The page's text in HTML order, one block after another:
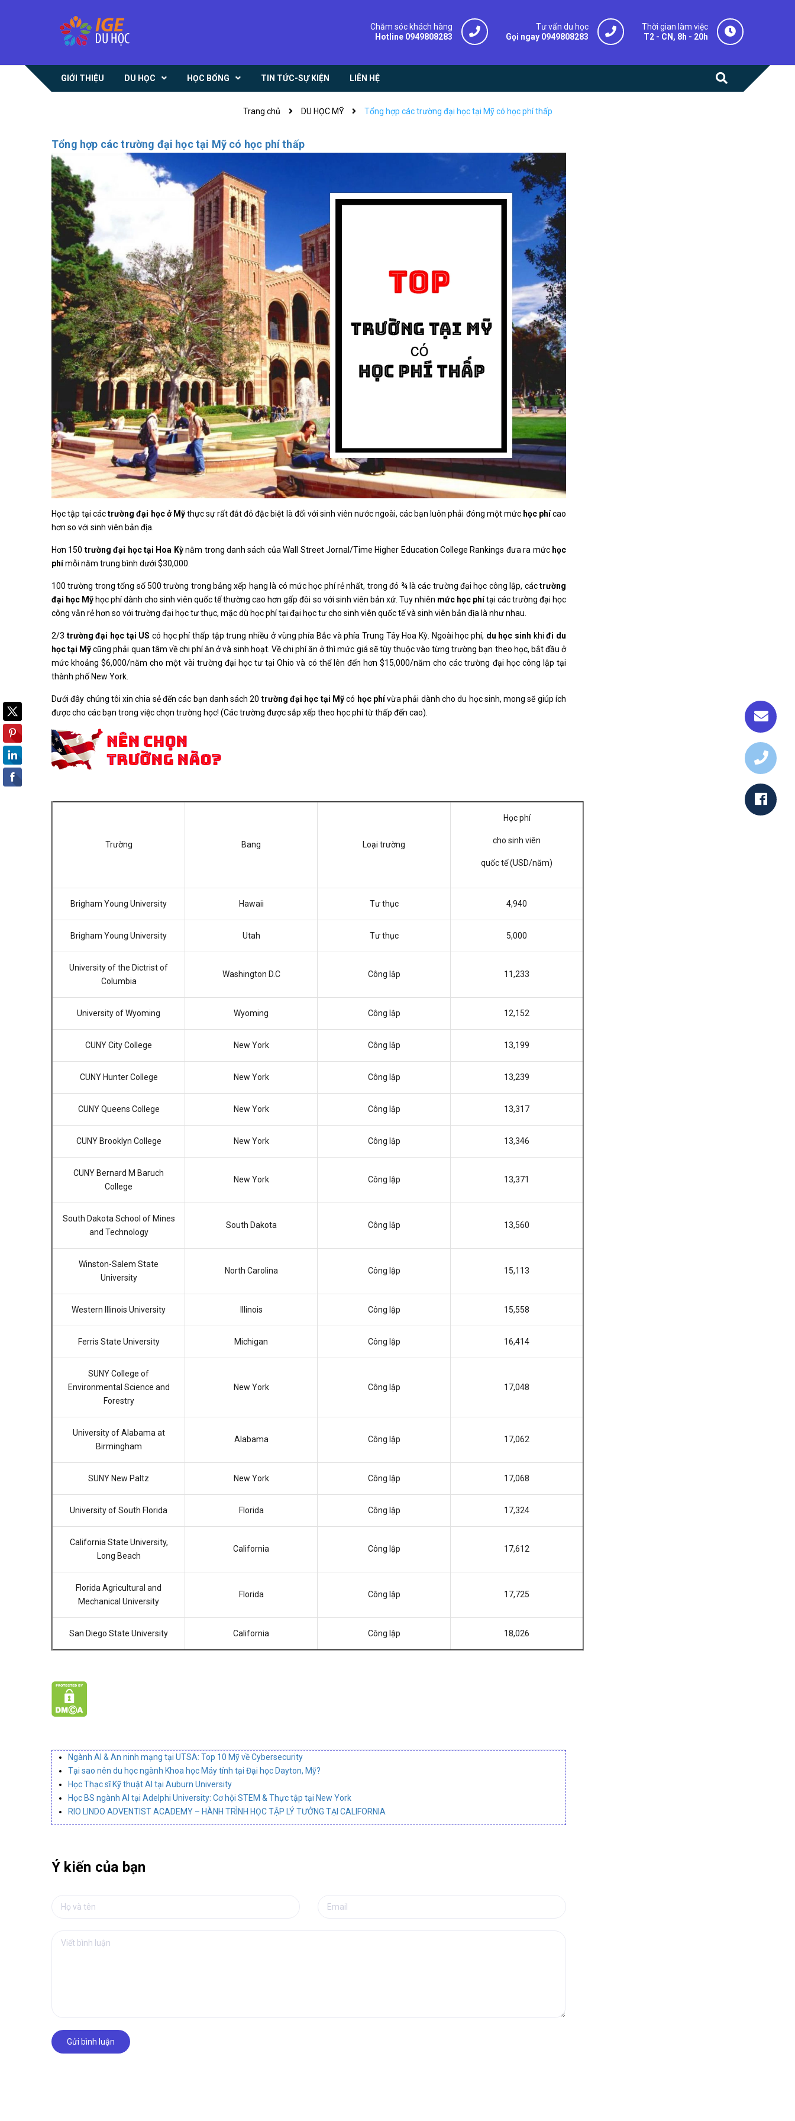
Thời gian làm việc
T2 - CN, 8h - 20h
Tư vấn du học
Gọi ngay 0949808283
Chăm sóc khách hàng
Hotline 0949808283
GIỚI THIỆU DU HỌC HỌC BỔNG TIN TỨC-SỰ KIỆN LIÊN HỆ
Trang chủ DU HỌC MỸ Tổng hợp các trường đại học tại Mỹ có học phí thấp
Tổng hợp các trường đại học tại Mỹ có học phí thấp
Học tập tại cáctrường đại học ở Mỹthực sự rất đắt đỏ đặc biệt là đối với sinh viên nước ngoài, các bạn luôn phải đóng một mức học phícao
hơn so với sinh viên bản địa.
Hơn 150 trường đại học tại Hoa Kỳnằm trong danh sách của Wall Street Jornal/Time Higher Education College Rankings đưa ra mức học
phímỗi năm trung bình dưới $30,000.
100 trường trong tổng số 500 trường trong bảng xếp hạng là có mức học phí rẻ nhất, trong đó ¾ là các trường đại học công lập, cáctrường
đại học Mỹ học phí dành cho sinh viên quốc tế thường cao hơn gấp đôi so với sinh viên bản xứ. Tuy nhiên mức học phítại các trường đại học
công vẫn rẻ hơn so với trường đại học tư thục, mặc dù học phí tại đại học tư cho sinh viên quốc tế và sinh viên bản địa là như nhau.
2/3 trường đại học tại US có học phí thấp tập trung nhiều ở vùng phía Bắc và phía Trung Tây Hoa Kỳ. Ngoài học phí, du học sinh khiđi du
học tại Mỹcũng phải quan tâm về chi phí ăn ở và sinh hoạt. Về chi phí ăn ở thì mức giá sẽ tùy thuộc vào từng trường bạn theo học, bắt đầu ở
mức khoảng $6,000/năm cho một vài trường đại học tư tại Ohio và có thể lên đến hơn $15,000/năm cho các trường đại học công lập tại
thành phố New York.
Dưới đây chúng tôi xin chia sẻ đến các bạn danh sách 20 trường đại học tại Mỹcó học phívừa phải dành cho du học sinh, mong sẽ giúp ích
được cho các bạn trong việc chọn trường học! (Các trường được sắp xếp theo học phí từ thấp đến cao).
Trường Bang Loại trường
Học phí
cho sinh viên
quốc tế (USD/năm)
Brigham Young University Hawaii Tư thục 4,940
Brigham Young University Utah Tư thục 5,000
University of the Dictrist of
Columbia
Washington D.C Công lập 11,233
University of Wyoming Wyoming Công lập 12,152
CUNY City College New York Công lập 13,199
CUNY Hunter College New York Công lập 13,239
CUNY Queens College New York Công lập 13,317
CUNY Brooklyn College New York Công lập 13,346
CUNY Bernard M Baruch
College
New York Công lập 13,371
South Dakota School of Mines
and Technology
South Dakota Công lập 13,560
Winston-Salem State
University
North Carolina Công lập 15,113
Western Illinois University Illinois Công lập 15,558
Ferris State University Michigan Công lập 16,414
SUNY College of
Environmental Science and
Forestry
New York Công lập 17,048
University of Alabama at
Birmingham
Alabama Công lập 17,062
SUNY New Paltz New York Công lập 17,068
University of South Florida Florida Công lập 17,324
California State University,
Long Beach
California Công lập 17,612
Florida Agricultural and
Mechanical University
Florida Công lập 17,725
San Diego State University California Công lập 18,026
Ngành AI & An ninh mạng tại UTSA: Top 10 Mỹ về Cybersecurity
Tại sao nên du học ngành Khoa học Máy tính tại Đại học Dayton, Mỹ?
Học Thạc sĩ Kỹ thuật AI tại Auburn University
Học BS ngành AI tại Adelphi University: Cơ hội STEM & Thực tập tại New York
RIO LINDO ADVENTIST ACADEMY – HÀNH TRÌNH HỌC TẬP LÝ TƯỞNG TẠI CALIFORNIA
Ý kiến của bạn
Gửi bình luận